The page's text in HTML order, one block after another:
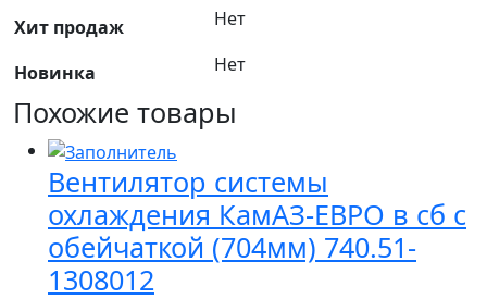
ПАО
Камаз
Хит продаж Нет
Новинка Нет
Похожие товары
Вентилятор системы
охлаждения КамАЗ-ЕВРО в сб с
обейчаткой (704мм) 740.51-
1308012